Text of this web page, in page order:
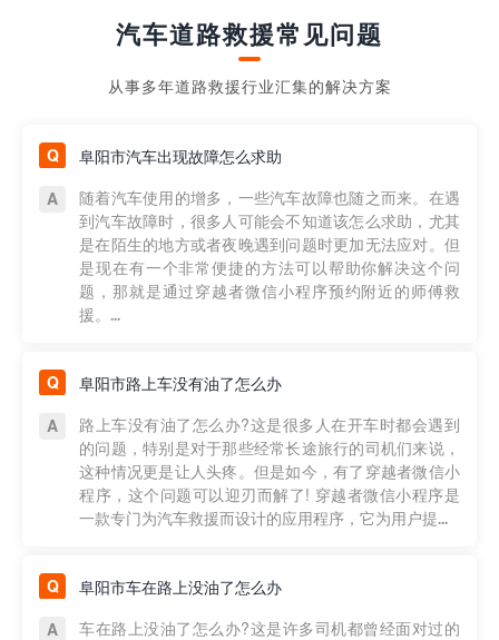
汽车道路救援常见问题
从事多年道路救援行业汇集的解决方案
阜阳市汽车出现故障怎么求助
随着汽车使用的增多，一些汽车故障也随之而来。在遇
到汽车故障时，很多人可能会不知道该怎么求助，尤其
是在陌生的地方或者夜晚遇到问题时更加无法应对。但
是现在有一个非常便捷的方法可以帮助你解决这个问
题，那就是通过穿越者微信小程序预约附近的师傅救
援。...
阜阳市路上车没有油了怎么办
路上车没有油了怎么办?这是很多人在开车时都会遇到
的问题，特别是对于那些经常长途旅行的司机们来说，
这种情况更是让人头疼。但是如今，有了穿越者微信小
程序，这个问题可以迎刃而解了! 穿越者微信小程序是
一款专门为汽车救援而设计的应用程序，它为用户提...
阜阳市车在路上没油了怎么办
车在路上没油了怎么办?这是许多司机都曾经面对过的